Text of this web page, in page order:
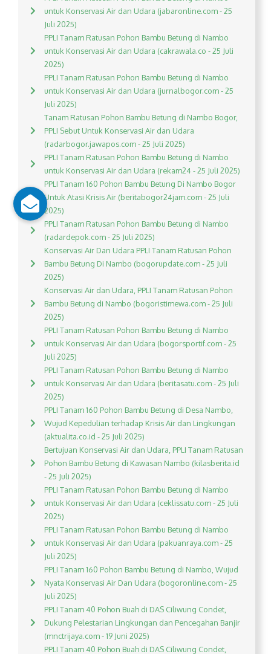
untuk Konservasi Air dan Udara (jabaronline.com - 25
Juli 2025)
PPLI Tanam Ratusan Pohon Bambu Betung di Nambo
untuk Konservasi Air dan Udara (cakrawala.co - 25 Juli
2025)
PPLI Tanam Ratusan Pohon Bambu Betung di Nambo
untuk Konservasi Air dan Udara (jurnalbogor.com - 25
Juli 2025)
Tanam Ratusan Pohon Bambu Betung di Nambo Bogor,
PPLI Sebut Untuk Konservasi Air dan Udara
(radarbogor.jawapos.com - 25 Juli 2025)
PPLI Tanam Ratusan Pohon Bambu Betung di Nambo
untuk Konservasi Air dan Udara (rekam24 - 25 Juli 2025)
PPLI Tanam 160 Pohon Bambu Betung Di Nambo Bogor
Untuk Atasi Krisis Air (beritabogor24jam.com - 25 Juli
2025)
PPLI Tanam Ratusan Pohon Bambu Betung di Nambo
(radardepok.com - 25 Juli 2025)
Konservasi Air Dan Udara PPLI Tanam Ratusan Pohon
Bambu Betung Di Nambo (bogorupdate.com - 25 Juli
2025)
Konservasi Air dan Udara, PPLI Tanam Ratusan Pohon
Bambu Betung di Nambo (bogoristimewa.com - 25 Juli
2025)
PPLI Tanam Ratusan Pohon Bambu Betung di Nambo
untuk Konservasi Air dan Udara (bogorsportif.com - 25
Juli 2025)
PPLI Tanam Ratusan Pohon Bambu Betung di Nambo
untuk Konservasi Air dan Udara (beritasatu.com - 25 Juli
2025)
PPLI Tanam 160 Pohon Bambu Betung di Desa Nambo,
Wujud Kepedulian terhadap Krisis Air dan Lingkungan
(aktualita.co.id - 25 Juli 2025)
Bertujuan Konservasi Air dan Udara, PPLI Tanam Ratusan
Pohon Bambu Betung di Kawasan Nambo (kilasberita.id
- 25 Juli 2025)
PPLI Tanam Ratusan Pohon Bambu Betung di Nambo
untuk Konservasi Air dan Udara (ceklissatu.com - 25 Juli
2025)
PPLI Tanam Ratusan Pohon Bambu Betung di Nambo
untuk Konservasi Air dan Udara (pakuanraya.com - 25
Juli 2025)
PPLI Tanam 160 Pohon Bambu Betung di Nambo, Wujud
Nyata Konservasi Air Dan Udara (bogoronline.com - 25
Juli 2025)
PPLI Tanam 40 Pohon Buah di DAS Ciliwung Condet,
Dukung Pelestarian Lingkungan dan Pencegahan Banjir
(mnctrijaya.com - 19 Juni 2025)
PPLI Tanam 40 Pohon Buah di DAS Ciliwung Condet,